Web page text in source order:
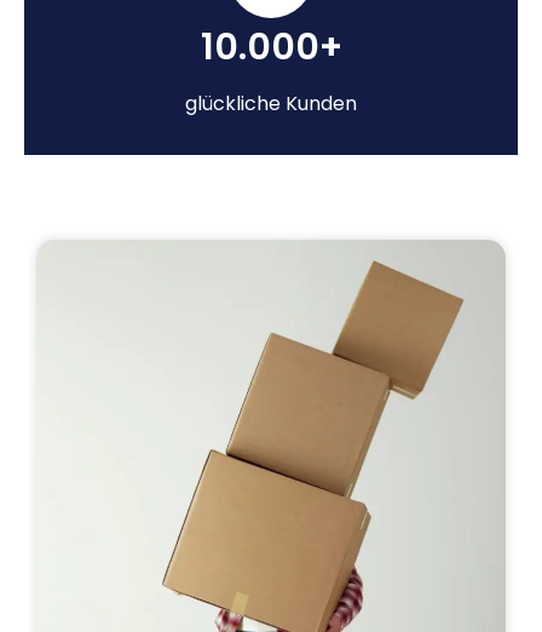
10.000+
glückliche Kunden